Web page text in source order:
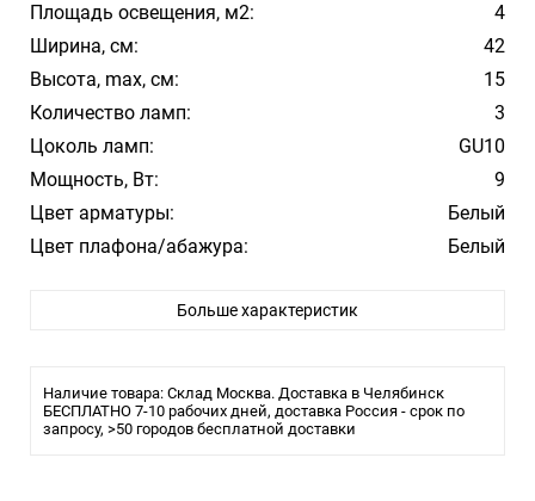
Площадь освещения, м2:
4
Ширина, см:
42
Высота, max, см:
15
Количество ламп:
3
Цоколь ламп:
GU10
Мощность, Вт:
9
Цвет арматуры:
Белый
Цвет плафона/абажура:
Белый
Температура свечения:
Тип лампы:
галогеновая или LED
Больше характеристик
Наличие товара: Склад Москва. Доставка в Челябинск
БЕСПЛАТНО 7-10 рабочих дней, доставка Россия - срок по
запросу, >50 городов бесплатной доставки